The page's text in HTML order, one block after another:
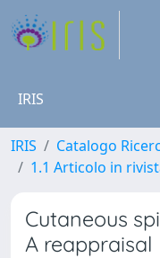
IRIS
IRIS Catalogo
1.1 Articolo in
Cutaneous
A reappraisal